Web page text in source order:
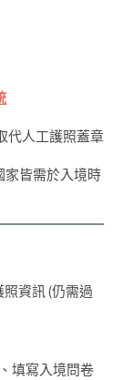
代人工護照蓋章
家皆需於入境時
資訊 (仍需過
填寫入境問卷